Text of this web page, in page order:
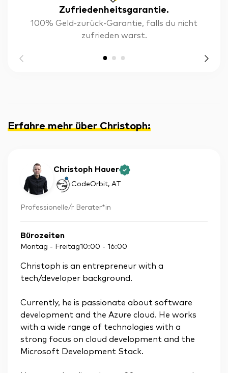
Zufriedenheitsgarantie.
100% Geld-zurück-Garantie, falls du nicht
zufrieden warst.
Erfahre mehr über Christoph:
Christoph Hauer
CodeOrbit, AT
Professionelle/r Berater*in
Bürozeiten
Montag - Freitag10:00 - 16:00
Christoph is an entrepreneur with a
tech/developer background.
Currently, he is passionate about software
development and the Azure cloud. He works
with a wide range of technologies with a
strong focus on cloud development and the
Microsoft Development Stack.